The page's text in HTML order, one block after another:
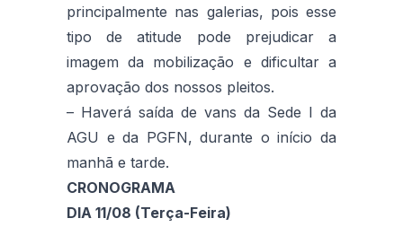
principalmente nas galerias, pois esse
tipo de atitude pode prejudicar a
imagem da mobilização e dificultar a
aprovação dos nossos pleitos.
– Haverá saída de vans da Sede I da
AGU e da PGFN, durante o início da
manhã e tarde.
CRONOGRAMA
DIA 11/08 (Terça-Feira)